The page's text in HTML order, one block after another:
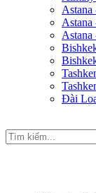
Astana
Astana
Đài